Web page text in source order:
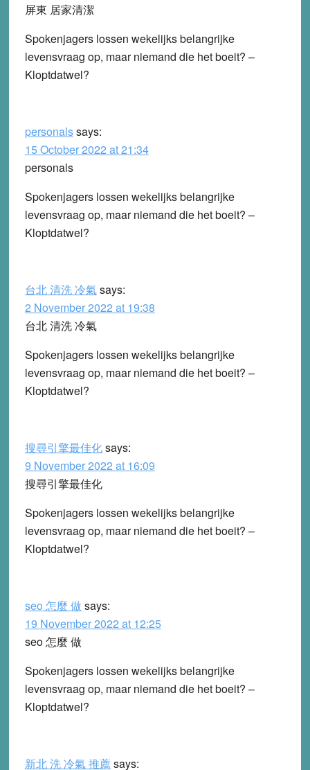
屏東 居家清潔
Spokenjagers lossen wekelijks belangrijke
levensvraag op, maar niemand die het boeit? –
Kloptdatwel?
personalssays:
15 October 2022 at 21:34
personals
Spokenjagers lossen wekelijks belangrijke
levensvraag op, maar niemand die het boeit? –
Kloptdatwel?
台北 清洗 冷氣says:
2 November 2022 at 19:38
台北 清洗 冷氣
Spokenjagers lossen wekelijks belangrijke
levensvraag op, maar niemand die het boeit? –
Kloptdatwel?
搜尋引擎最佳化says:
9 November 2022 at 16:09
搜尋引擎最佳化
Spokenjagers lossen wekelijks belangrijke
levensvraag op, maar niemand die het boeit? –
Kloptdatwel?
seo 怎麼 做 says:
19 November 2022 at 12:25
seo 怎麼 做
Spokenjagers lossen wekelijks belangrijke
levensvraag op, maar niemand die het boeit? –
Kloptdatwel?
新北 洗 冷氣 推薦says: